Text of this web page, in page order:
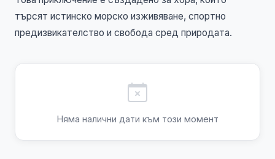
търсят истинско морско изживяване, спортно
предизвикателство и свобода сред природата.
Няма налични дати към този момент